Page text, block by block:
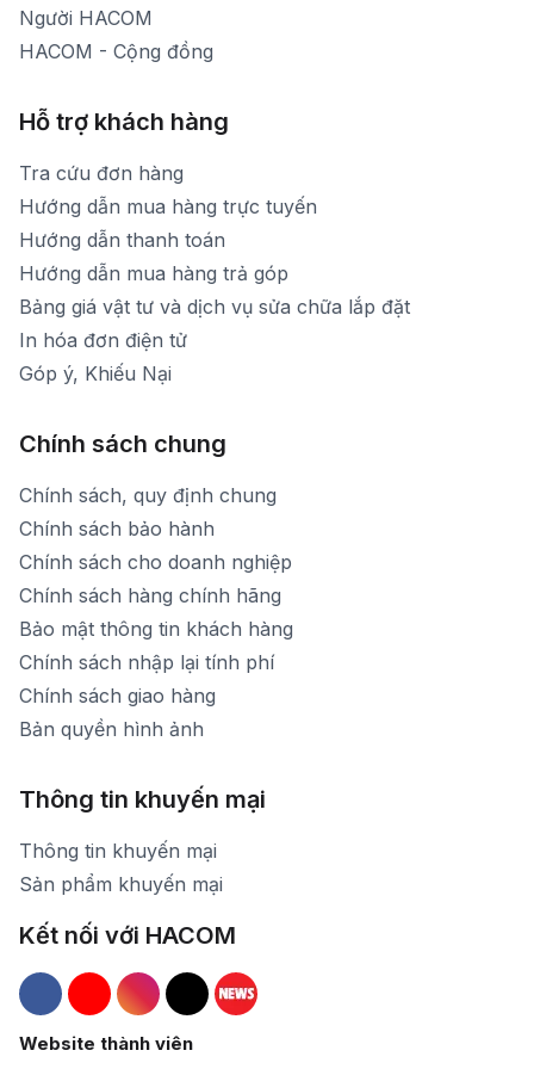
Người HACOM
HACOM - Cộng đồng
Hỗ trợ khách hàng
Tra cứu đơn hàng
Hướng dẫn mua hàng trực tuyến
Hướng dẫn thanh toán
Hướng dẫn mua hàng trả góp
Bảng giá vật tư và dịch vụ sửa chữa lắp đặt
In hóa đơn điện tử
Góp ý, Khiếu Nại
Chính sách chung
Chính sách, quy định chung
Chính sách bảo hành
Chính sách cho doanh nghiệp
Chính sách hàng chính hãng
Bảo mật thông tin khách hàng
Chính sách nhập lại tính phí
Chính sách giao hàng
Bản quyền hình ảnh
Thông tin khuyến mại
Thông tin khuyến mại
Sản phẩm khuyến mại
Kết nối với HACOM
Hacom Facebook
Hacom YouTube
Hacom Instagram
Hacom TikTok
Website thành viên